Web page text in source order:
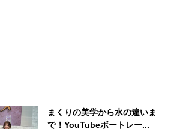
まくりの美学から水の違いま
で！YouTubeボートレー...